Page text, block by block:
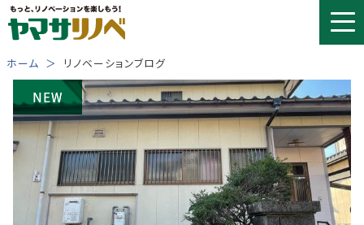
Skip
to
ホーム リノベーションブログ